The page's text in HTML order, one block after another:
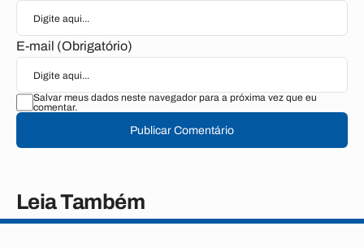
E-mail (Obrigatório)
Salvar meus dados neste navegador para a próxima vez que eu
comentar.
Publicar Comentário
Leia Também